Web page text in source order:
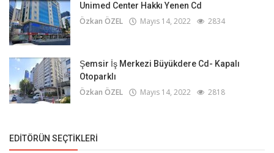
Unimed Center Hakkı Yenen Cd
Özkan ÖZEL Mayıs 14, 2022 2834
Şemsir İş Merkezi Büyükdere Cd- Kapalı
Otoparklı
Özkan ÖZEL Mayıs 14, 2022 2818
EDITÖRÜN SEÇTIKLERI